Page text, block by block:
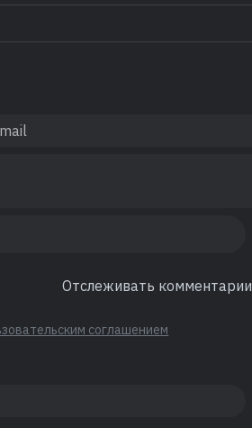
Отслеживать комментарии
соглашением